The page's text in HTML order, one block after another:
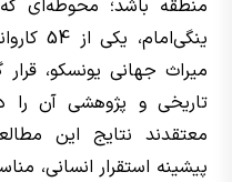
منطقه باشد؛ محوطه‌ای که
میراث جهانی یونسکو،
تاریخی و پژوهشی آن را
معتقدند نتایج این
پیشینه استقرار انسانی،